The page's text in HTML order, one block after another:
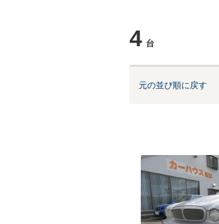
4 台
元の並び順に戻す